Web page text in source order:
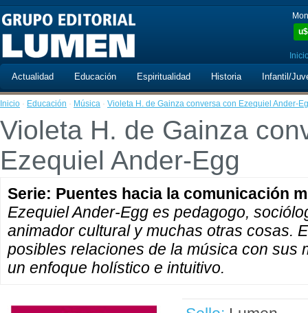
u$
Actualidad Educación Espiritualidad Historia Infantil/
Inicio · Educación · Música · Violeta H. de Gainza conversa con Ezequiel Ander-
Violeta H. de Gainza
Ezequiel Ander-Egg
Serie: Puentes hacia la comunicación
Ezequiel Ander-Egg es pedagogo,
animador cultural y muchas otras cosas.
posibles relaciones de la música con sus
un enfoque holístico e intuitivo.